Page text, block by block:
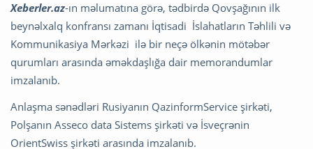
Xeberler.az-ın məlumatına görə, tədbirdə Qovşağının ilk
beynəlxalq konfransı zamanı İqtisadi İslahatların Təhlili və
Kommunikasiya Mərkəzi ilə bir neçə ölkənin mötəbər
qurumları arasında əməkdaşlığa dair memorandumlar
imzalanıb.
Anlaşma sənədləri Rusiyanın QazinformService şirkəti,
Polşanın Asseco data Sistems şirkəti və İsveçrənin
OrientSwiss şirkəti arasında imzalanıb.